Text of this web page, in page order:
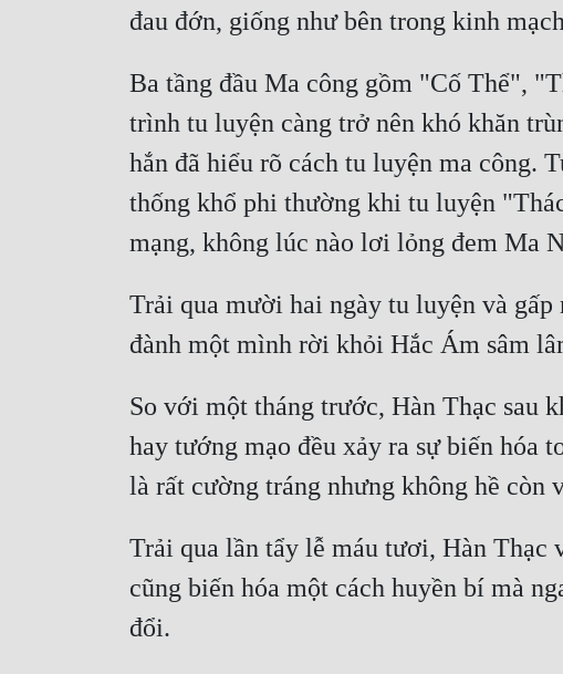
đau đớn, giống như bên trong kinh
Ba tầng đầu Ma công gồm "Cố Thể",
trình tu luyện càng trở nên khó khăn
hắn đã hiểu rõ cách tu luyện ma công.
thống khổ phi thường khi tu luyện
mạng, không lúc nào lơi lỏng đem Ma
Trải qua mười hai ngày tu luyện và
đành một mình rời khỏi Hắc Ám sâm
So với một tháng trước, Hàn Thạc sau
hay tướng mạo đều xảy ra sự biến hóa
là rất cường tráng nhưng không hề còn
Trải qua lần tẩy lễ máu tươi, Hàn
cũng biến hóa một cách huyền bí mà
đổi.